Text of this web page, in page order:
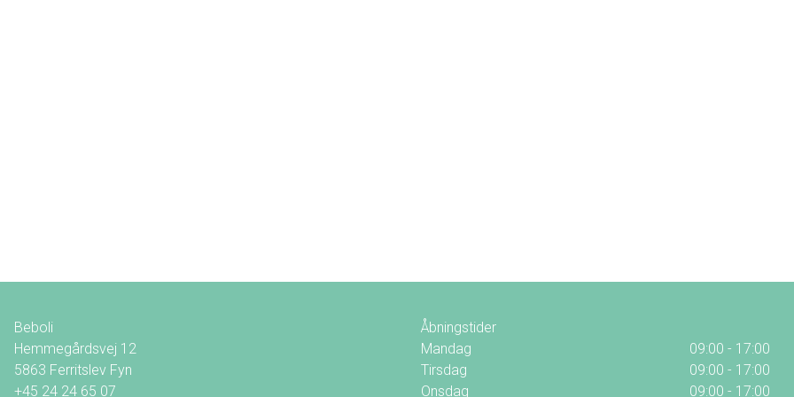
Beboli
Hemmegårdsvej 12
5863 Ferritslev Fyn
+45 24 24 65 07
Åbningstider
Mandag
09:00 - 17:00
Tirsdag
09:00 - 17:00
Onsdag
09:00 - 17:00